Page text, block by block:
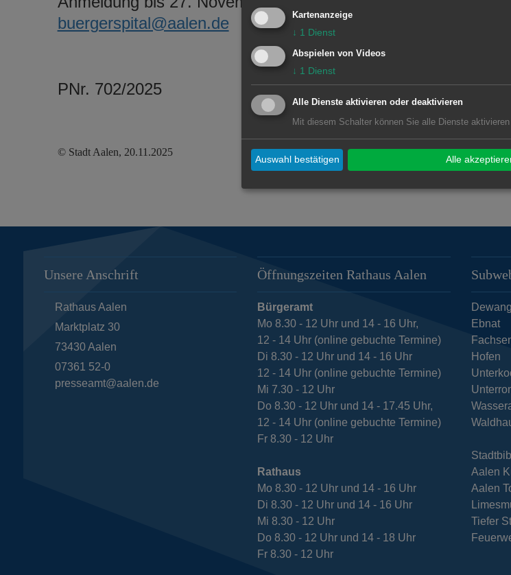
buergerspital@aalen.de
PNr. 702/2025
© Stadt Aalen, 20.11.2025
Unsere Anschrift
Rathaus Aalen
Marktplatz 30
73430 Aalen
07361 52-0
presseamt@aalen.de
Öffnungszeiten Rathaus Aalen
Bürgeramt
Mo 8.30 - 12 Uhr und 14 - 16 Uhr,
12 - 14 Uhr (online gebuchte Termine)
Di 8.30 - 12 Uhr und 14 - 16 Uhr
12 - 14 Uhr (online gebuchte Termine)
Mi 7.30 - 12 Uhr
Do 8.30 - 12 Uhr und 14 - 17.45 Uhr,
12 - 14 Uhr (online gebuchte Termine)
Fr 8.30 - 12 Uhr
Rathaus
Mo 8.30 - 12 Uhr und 14 - 16 Uhr
Di 8.30 - 12 Uhr und 14 - 16 Uhr
Mi 8.30 - 12 Uhr
Do 8.30 - 12 Uhr und 14 - 18 Uhr
Fr 8.30 - 12 Uhr
Ebnat
Hofen
Aalen
Aalen
Tiefer
Kartenanzeige
↓ 1 Dienst
Abspielen von Videos
↓ 1 Dienst
Alle Dienste aktivieren oder deaktivieren
Mit diesem Schalter können Sie alle Dienste
Auswahl bestätigen Alle